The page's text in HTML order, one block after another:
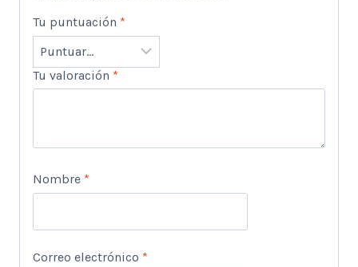
Tu puntuación *
Tu valoración *
Nombre *
Correo electrónico *